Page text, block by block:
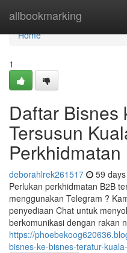
allbookmarking
Home
Home
1
Daftar Bisnes
Tersusun
deborahlrek261517 59
Perlukan perkhidmatan B2B
menggunakan Telegram ?
penyediaan Chat untuk
berkomunikasi dengan rakan
https://
bisnes-ke-bisnes-teratur-